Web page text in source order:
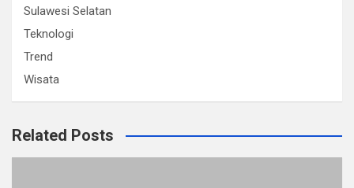
Sulawesi Selatan
Teknologi
Trend
Wisata
Related Posts